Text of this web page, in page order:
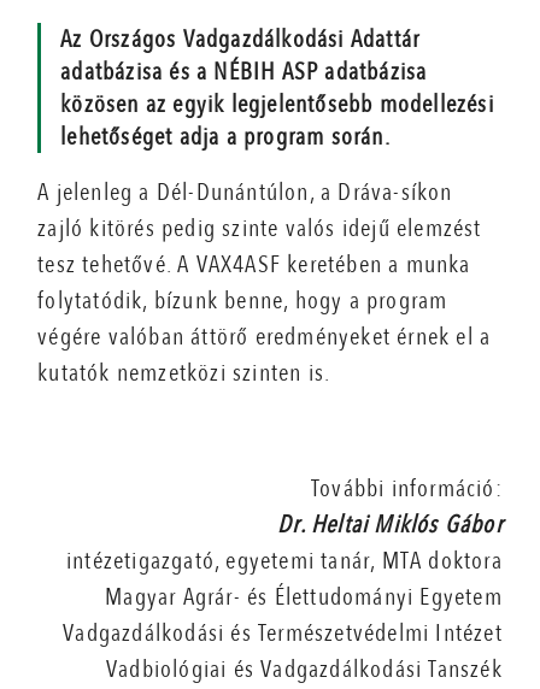
Az Országos Vadgazdálkodási Adattár
adatbázisa és a NÉBIH ASP adatbázisa
közösen az egyik legjelentősebb modellezési
lehetőséget adja a program során.
A jelenleg a Dél-Dunántúlon, a Dráva-síkon
zajló kitörés pedig szinte valós idejű elemzést
tesz tehetővé. A VAX4ASF keretében a munka
folytatódik, bízunk benne, hogy a program
végére valóban áttörő eredményeket érnek el a
kutatók nemzetközi szinten is.
További információ:
Dr. Heltai Miklós Gábor
intézetigazgató, egyetemi tanár, MTA doktora
Magyar Agrár- és Élettudományi Egyetem
Vadgazdálkodási és Természetvédelmi Intézet
Vadbiológiai és Vadgazdálkodási Tanszék